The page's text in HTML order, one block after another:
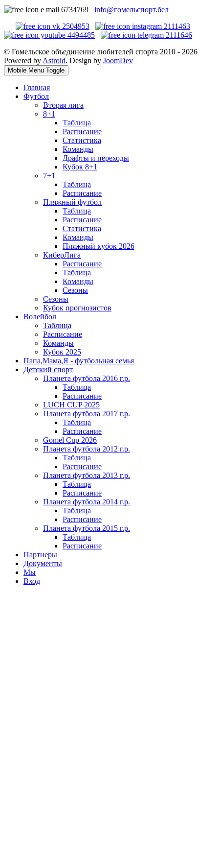
info@гомельспорт.бел
© Гомельское объединение любителей спорта 2010 - 2026
Powered by Astroid. Design by JoomDev
Mobile Menu Toggle
Главная
Футбол
Вторая лига
8+1
Таблица
Расписание
Статистика
Команды
Драфты и переходы
Кубок 8+1
7+1
Таблица
Расписание
Пляжный футбол
Таблица
Расписание
Статистика
Команды
Пляжный кубок 2026
КиберЛига
Расписание
Таблица
Команды
Сезоны
Сезоны
Кубок прогнозистов
Волейбол
Таблица
Расписание
Команды
Кубок 2025
Папа,Мама,Я - футбольная семья
Детский спорт
Планета футбола 2016 г.р.
Таблица
Расписание
LUCH CUP 2025
Планета футбола 2017 г.р.
Таблица
Расписание
Gomel Cup 2026
Планета футбола 2012 г.р.
Таблица
Расписание
Планета футбола 2013 г.р.
Таблица
Расписание
Планета футбола 2014 г.р.
Таблица
Расписание
Планета футбола 2015 г.р.
Таблица
Расписание
Партнеры
Документы
Мы
Вход